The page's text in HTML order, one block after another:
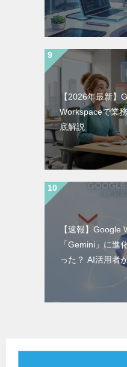
【2026年最新】
Workspaceで業
底解説
【速報】Google
「Gemini」に進
った？ AI活用者